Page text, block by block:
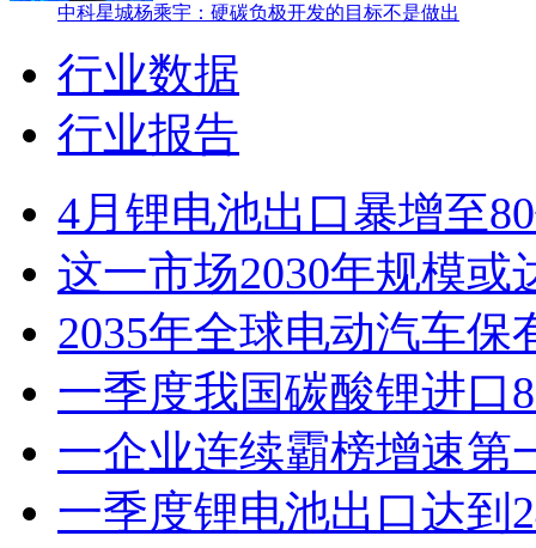
中科星城杨乘宇：硬碳负极开发的目标不是做出
行业数据
行业报告
4月锂电池出口暴增至
这一市场2030年规模或
2035年全球电动汽车保
一季度我国碳酸锂进口
一企业连续霸榜增速第
一季度锂电池出口达到